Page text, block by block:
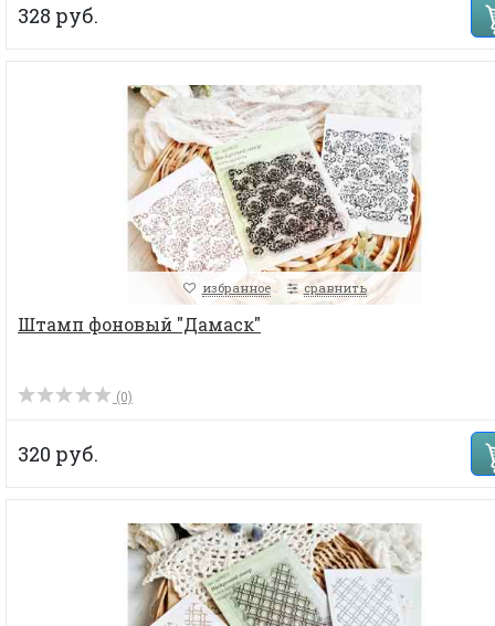
328 руб.
избранное сравнить
Штамп фоновый "Дамаск"
(0)
320 руб.